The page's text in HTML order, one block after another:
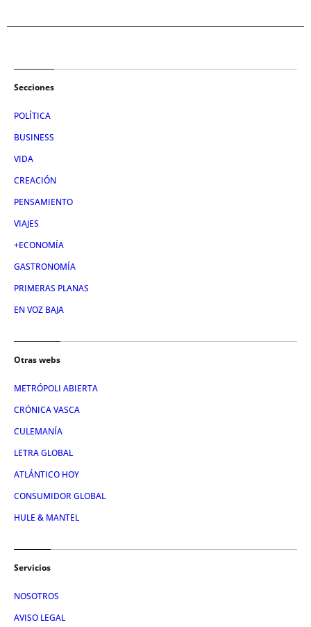
Secciones
POLÍTICA
BUSINESS
VIDA
CREACIÓN
PENSAMIENTO
VIAJES
+ECONOMÍA
GASTRONOMÍA
PRIMERAS PLANAS
EN VOZ BAJA
Otras webs
METRÓPOLI ABIERTA
CRÓNICA VASCA
CULEMANÍA
LETRA GLOBAL
ATLÁNTICO HOY
CONSUMIDOR GLOBAL
HULE & MANTEL
Servicios
NOSOTROS
AVISO LEGAL